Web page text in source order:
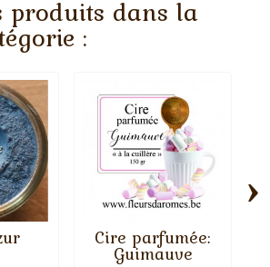
produits dans la
:
Cire parfumée:
Guimauve
›